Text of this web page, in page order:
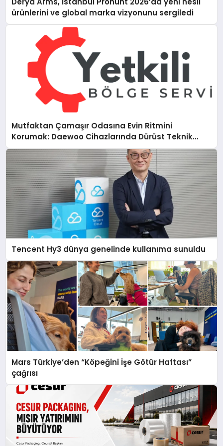
ürünlerini ve global marka vizyonunu sergiledi
Mutfaktan Çamaşır Odasına Evin Ritmini
Korumak: Daewoo Cihazlarında Dürüst Teknik
Destek Deneyimi
Tencent Hy3 dünya genelinde kullanıma sunuldu
Mars Türkiye’den “Köpeğini İşe Götür Haftası”
çağrısı